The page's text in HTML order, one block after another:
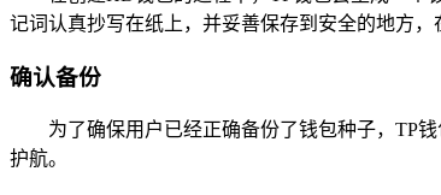
记词认真抄写在纸上，并妥善保存到安全的地方
确认备份
为了确保用户已经正确备份了钱包种子，TP
护航。